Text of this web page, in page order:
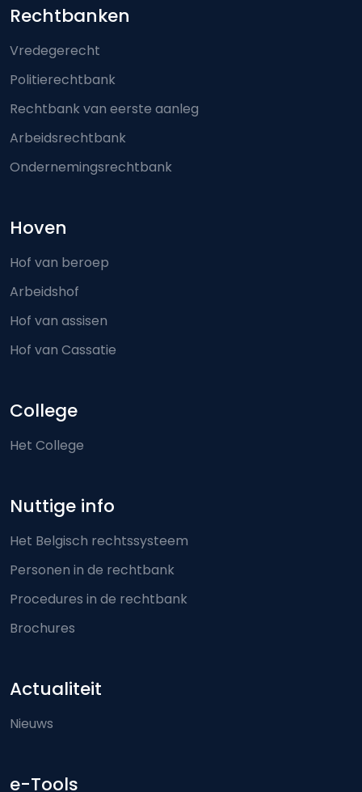
Footer-menu
Rechtbanken
Vredegerecht
Politierechtbank
Rechtbank van eerste aanleg
Arbeidsrechtbank
Ondernemingsrechtbank
Hoven
Hof van beroep
Arbeidshof
Hof van assisen
Hof van Cassatie
College
Het College
Nuttige info
Het Belgisch rechtssysteem
Personen in de rechtbank
Procedures in de rechtbank
Brochures
Actualiteit
Nieuws
e-Tools